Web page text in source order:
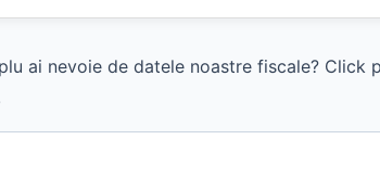
ai nevoie de datele noastre fiscale? Click